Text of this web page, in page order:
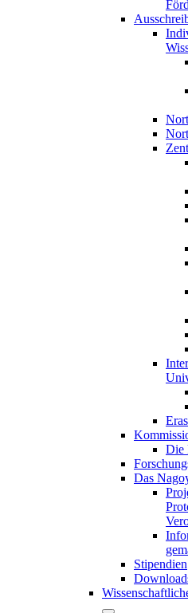
Die
Das
Stipendien